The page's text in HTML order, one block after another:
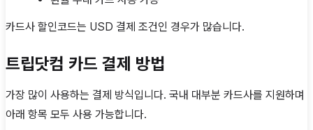
카드사 할인코드는 USD 결제 조건인 경우가 많습니다.
트립닷컴 카드 결제 방법
가장 많이 사용하는 결제 방식입니다. 국내 대부분 카드사를 지원하며
아래 항목 모두 사용 가능합니다.